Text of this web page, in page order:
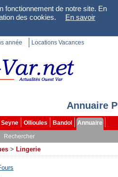
fonctionnement de notre site. En
des cookies.
En savoir
année Locations Vacances
Annuaire
Seyne Ollioules Bandol
Annuaire
Rechercher
> Lingerie